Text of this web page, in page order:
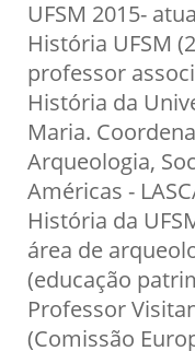
UFSM 2015-
História UFSM
professor
História da
Maria.
Arqueologia,
Américas -
História da
área de
(educação
Professor
(Comissão